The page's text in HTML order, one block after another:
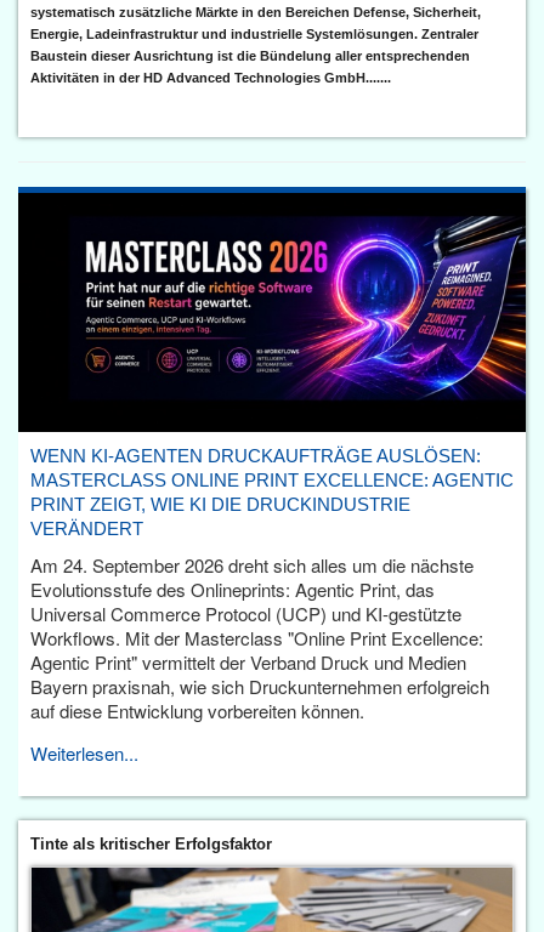
systematisch zusätzliche Märkte in den Bereichen Defense, Sicherheit,
Energie, Ladeinfrastruktur und industrielle Systemlösungen. Zentraler
Baustein dieser Ausrichtung ist die Bündelung aller entsprechenden
Aktivitäten in der HD Advanced Technologies GmbH.......
WENN KI-AGENTEN DRUCKAUFTRÄGE AUSLÖSEN:
MASTERCLASS ONLINE PRINT EXCELLENCE: AGENTIC
PRINT ZEIGT, WIE KI DIE DRUCKINDUSTRIE
VERÄNDERT
Am 24. September 2026 dreht sich alles um die nächste
Evolutionsstufe des Onlineprints: Agentic Print, das
Universal Commerce Protocol (UCP) und KI-gestützte
Workflows. Mit der Masterclass "Online Print Excellence:
Agentic Print" vermittelt der Verband Druck und Medien
Bayern praxisnah, wie sich Druckunternehmen erfolgreich
auf diese Entwicklung vorbereiten können.
Weiterlesen...
Tinte als kritischer Erfolgsfaktor